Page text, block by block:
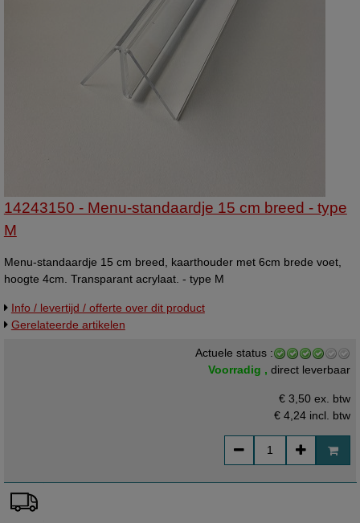
14243150 - Menu-standaardje 15 cm breed - type
M
Menu-standaardje 15 cm breed, kaarthouder met 6cm brede voet,
hoogte 4cm. Transparant acrylaat. - type M
Info / levertijd / offerte over dit product
Gerelateerde artikelen
Actuele status :
Voorradig ,direct leverbaar
€ 3,50 ex. btw
€ 4,24 incl. btw